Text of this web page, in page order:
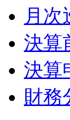
月次
決算
決算
財務